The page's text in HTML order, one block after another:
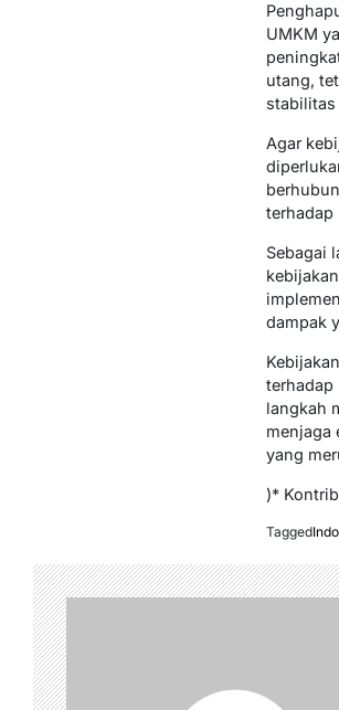
UMKM
utang,
stabilitas
Agar
terhadap
Sebagai
dampak
terhadap
langkah
menjaga
yang
)*
Tagged